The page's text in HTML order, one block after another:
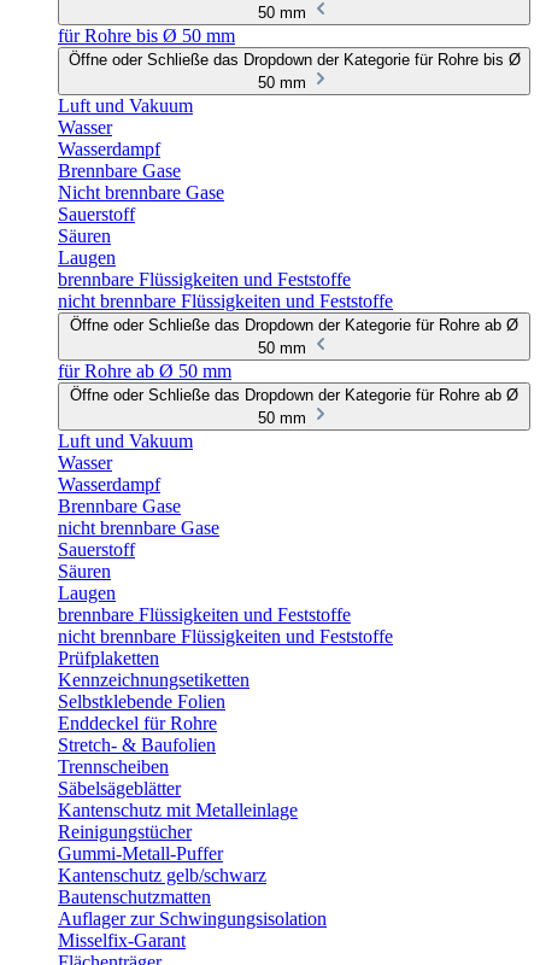
50 mm
für Rohre bis Ø 50 mm
Öffne oder Schließe das Dropdown der Kategorie für Rohre bis Ø
50 mm
Luft und Vakuum
Wasser
Wasserdampf
Brennbare Gase
Nicht brennbare Gase
Sauerstoff
Säuren
Laugen
brennbare Flüssigkeiten und Feststoffe
nicht brennbare Flüssigkeiten und Feststoffe
Öffne oder Schließe das Dropdown der Kategorie für Rohre ab Ø
50 mm
für Rohre ab Ø 50 mm
Öffne oder Schließe das Dropdown der Kategorie für Rohre ab Ø
50 mm
Luft und Vakuum
Wasser
Wasserdampf
Brennbare Gase
nicht brennbare Gase
Sauerstoff
Säuren
Laugen
brennbare Flüssigkeiten und Feststoffe
nicht brennbare Flüssigkeiten und Feststoffe
Prüfplaketten
Kennzeichnungsetiketten
Selbstklebende Folien
Enddeckel für Rohre
Stretch- & Baufolien
Trennscheiben
Säbelsägeblätter
Kantenschutz mit Metalleinlage
Reinigungstücher
Gummi-Metall-Puffer
Kantenschutz gelb/schwarz
Bautenschutzmatten
Auflager zur Schwingungsisolation
Misselfix-Garant